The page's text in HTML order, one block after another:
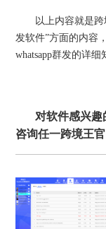
以上内容就是跨境
发软件”方面的内容
whatsapp群发的详细
对软件感兴
咨询任一跨境王